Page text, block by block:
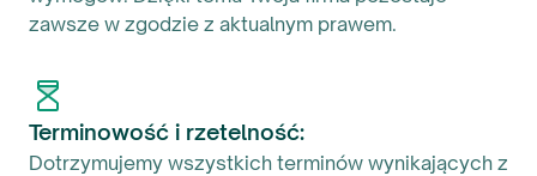
zawsze w zgodzie z aktualnym prawem.
Terminowość i rzetelność:
Dotrzymujemy wszystkich terminów wynikających z